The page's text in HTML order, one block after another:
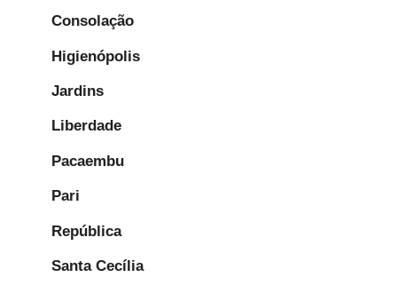
Consolação
Higienópolis
Jardins
Liberdade
Pacaembu
Pari
República
Santa Cecília